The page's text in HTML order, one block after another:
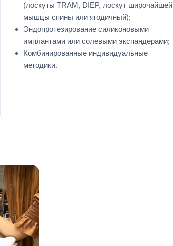
(лоскуты TRAM, DIEP, лоскут широчайшей
мышцы спины или ягодичный);
Эндопротезирование силиконовыми
имплантами или солевыми экспандерами;
Комбинированные индивидуальные
методики.